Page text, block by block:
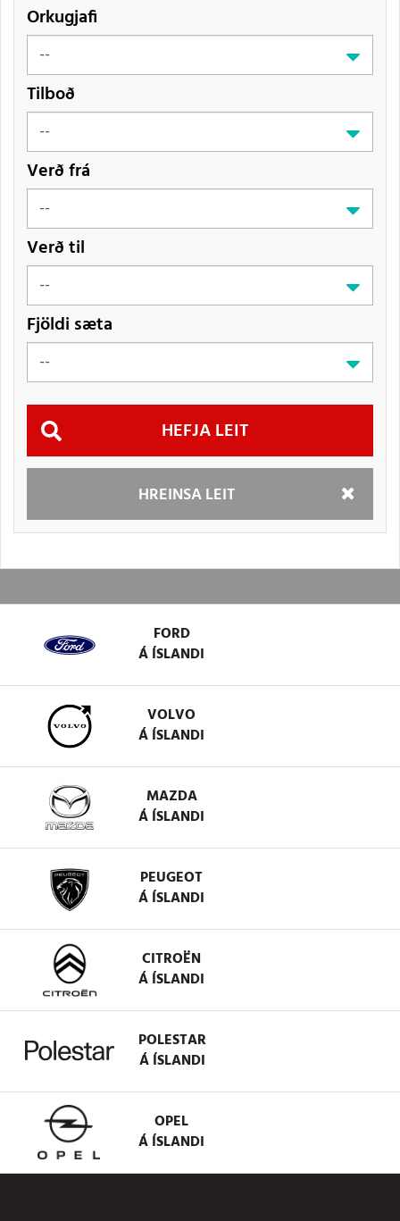
Orkugjafi
Tilboð
Verð frá
Verð til
Fjöldi sæta
HREINSA LEIT
Hefja
FORD
Á ÍSLANDI
VOLVO
Á ÍSLANDI
MAZDA
Á ÍSLANDI
PEUGEOT
Á ÍSLANDI
CITROËN
Á ÍSLANDI
POLESTAR
Á ÍSLANDI
OPEL
Á ÍSLANDI